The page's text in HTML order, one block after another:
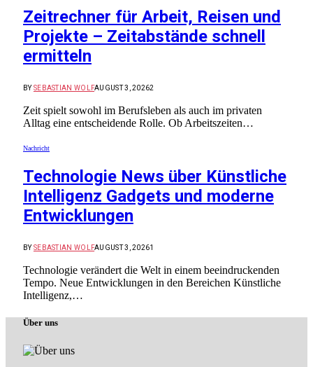
Zeitrechner für Arbeit, Reisen und
Projekte – Zeitabstände schnell
ermitteln
BY SEBASTIAN WOLFAUGUST 3, 20262
Zeit spielt sowohl im Berufsleben als auch im privaten
Alltag eine entscheidende Rolle. Ob Arbeitszeiten…
Nachricht
Technologie News über Künstliche
Intelligenz Gadgets und moderne
Entwicklungen
BY SEBASTIAN WOLFAUGUST 3, 20261
Technologie verändert die Welt in einem beeindruckenden
Tempo. Neue Entwicklungen in den Bereichen Künstliche
Intelligenz,…
Über uns